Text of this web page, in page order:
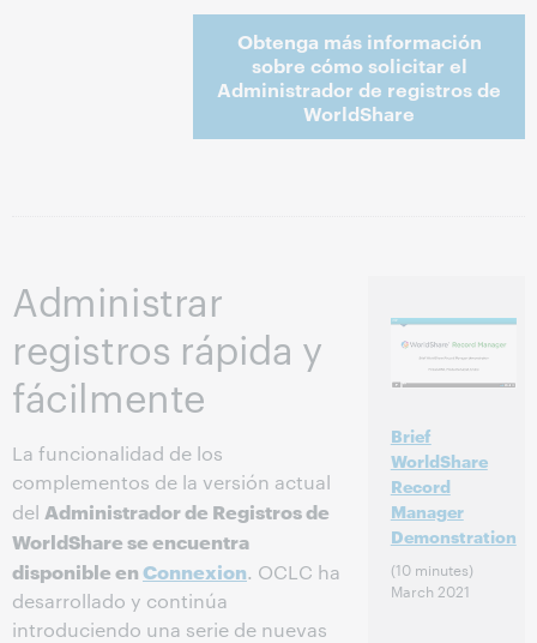
Obtenga más información
sobre cómo solicitar el
Administrador de registros de
WorldShare
Administrar
registros rápida y
fácilmente
La funcionalidad de los
complementos de la versión actual
del Administrador de Registros de
WorldShare se encuentra
disponible enConnexion. OCLC ha
desarrollado y continúa
introduciendo una serie de nuevas
Brief
WorldShare
Record
Manager
Demonstration
(10 minutes)
March 2021